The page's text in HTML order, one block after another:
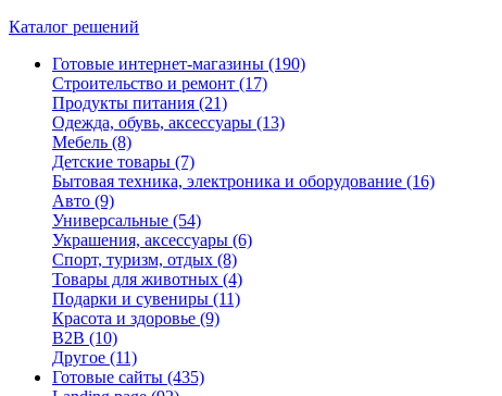
Каталог решений
Готовые интернет-магазины (190)
Строительство и ремонт (17)
Продукты питания (21)
Одежда, обувь, аксессуары (13)
Мебель (8)
Детские товары (7)
Бытовая техника, электроника и оборудование (16)
Авто (9)
Универсальные (54)
Украшения, аксессуары (6)
Спорт, туризм, отдых (8)
Товары для животных (4)
Подарки и сувениры (11)
Красота и здоровье (9)
B2B (10)
Другое (11)
Готовые сайты (435)